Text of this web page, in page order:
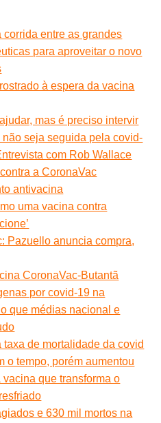
corrida entre as grandes
para aproveitar o novo
à espera da vacina
mas é preciso intervir
seja seguida pela covid-
com Rob Wallace
a CoronaVac
antivacina
uma vacina contra
Pazuello anuncia compra,
CoronaVac-Butantã
por covid-19 na
que médias nacional e
taxa de mortalidade da covid
o tempo, porém aumentou
que transforma o
e 630 mil mortos na